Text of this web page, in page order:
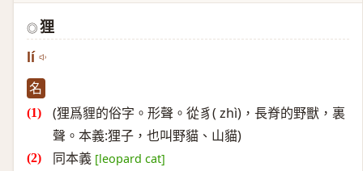
◎ 狸
lí
名
(狸爲貍的俗字。形聲。從豸( zhì)，長脊的野獸，裏
聲。本義:狸子，也叫野貓、山貓)
同本義 [leopard cat]